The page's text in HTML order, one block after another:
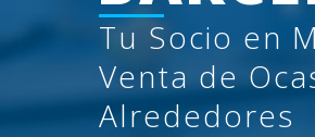
Tu Socio en
Venta de
Alrededores